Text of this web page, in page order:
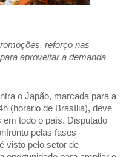
reforço nas
aproveitar a demanda
o Japão, marcada para a
(horário de Brasília), deve
todo o país. Disputado
pelas fases
visto pelo setor de